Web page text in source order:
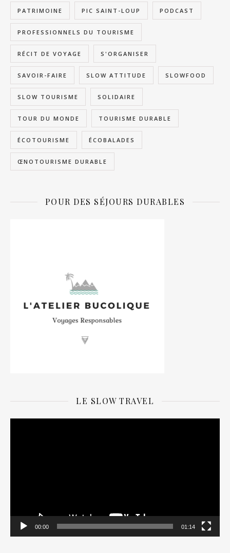
PATRIMOINE PIC SAINT-LOUP PODCAST
PROFESSIONNELS DU TOURISME
RÉCIT DE VOYAGE S'ORGANISER
SAVOIR-FAIRE SLOW ATTITUDE SLOWFOOD
SLOW TOURISME SOLIDAIRE
TOUR DU MONDE TOURISME DURABLE
ÉCOTOURISME ÉCOBALADES
ŒNOTOURISME DURABLE
POUR DES SÉJOURS DURABLES
LE SLOW TRAVEL
00:00 01:14